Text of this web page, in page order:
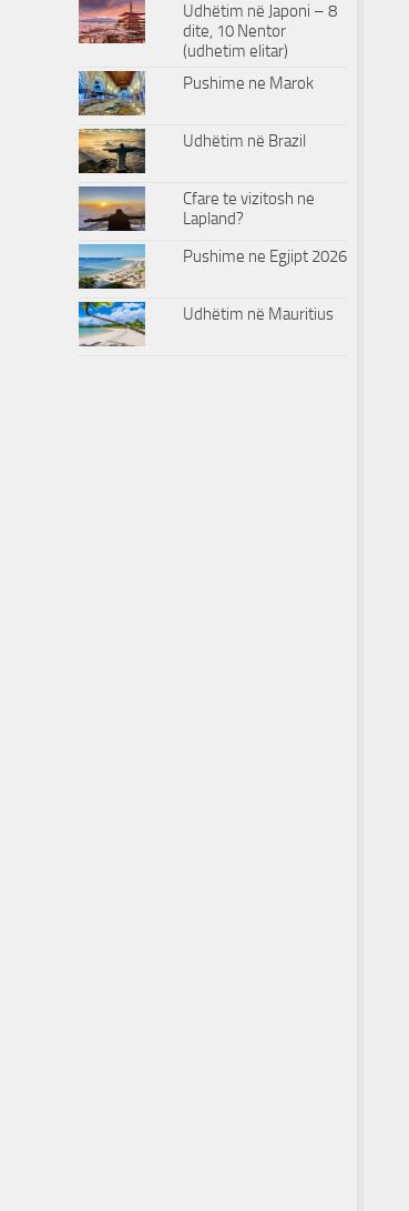
Udhëtim në Japoni – 8
dite, 10 Nentor
(udhetim elitar)
Pushime ne Marok
Udhëtim në Brazil
Cfare te vizitosh ne
Lapland?
Pushime ne Egjipt 2026
Udhëtim në Mauritius